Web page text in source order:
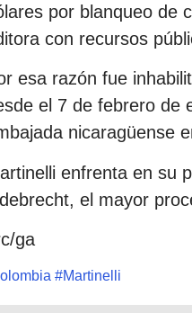
por blanqueo de
con recursos
esa razón fue
el 7 de febrero de
nicaragüense
enfrenta en su
el mayor
ga
#Martinelli